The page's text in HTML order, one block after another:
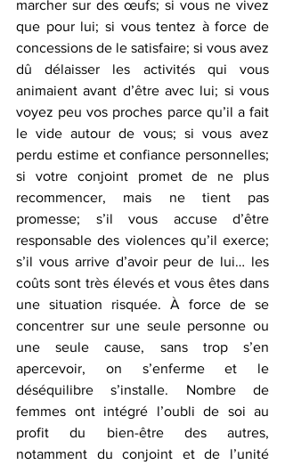
marcher sur des œufs; si vous ne vivez
que pour lui; si vous tentez à force de
concessions de le satisfaire; si vous avez
dû délaisser les activités qui vous
animaient avant d’être avec lui; si vous
voyez peu vos proches parce qu’il a fait
le vide autour de vous; si vous avez
perdu estime et confiance personnelles;
si votre conjoint promet de ne plus
recommencer, mais ne tient pas
promesse; s’il vous accuse d’être
responsable des violences qu’il exerce;
s’il vous arrive d’avoir peur de lui… les
coûts sont très élevés et vous êtes dans
une situation risquée. À force de se
concentrer sur une seule personne ou
une seule cause, sans trop s’en
apercevoir, on s’enferme et le
déséquilibre s’installe. Nombre de
femmes ont intégré l’oubli de soi au
profit du bien-être des autres,
notamment du conjoint et de l’unité